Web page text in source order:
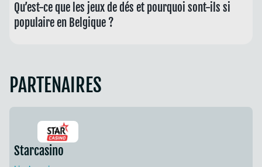
Qu’est-ce que les jeux de dés et pourquoi sont-ils si
populaire en Belgique ?
PARTENAIRES
Starcasino